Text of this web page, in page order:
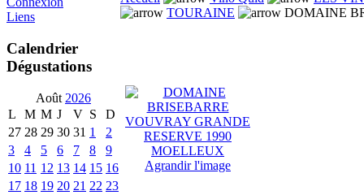
Liens
Calendrier
Dégustations
Août 2026
L
M M J V S
D
27 28 29 30 31 1
2
3
4 5 6 7 8
9
10 11 12 13 14 15 16
17 18 19 20 21 22 23
TOURAINE
DOMAINE
Agrandir l'image